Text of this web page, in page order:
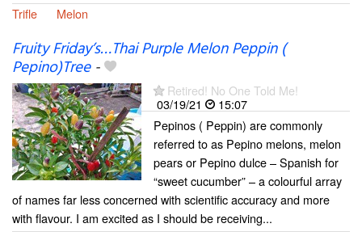
Trifle
Melon
Fruity Friday’s…Thai Purple Melon Peppin (
Pepino)Tree-
Retired! No One Told Me!
03/19/21
15:07
Pepinos ( Peppin) are commonly
referred to as Pepino melons, melon
pears or Pepino dulce – Spanish for
“sweet cucumber” – a colourful array
of names far less concerned with scientific accuracy and more
with flavour. I am excited as I should be receiving...